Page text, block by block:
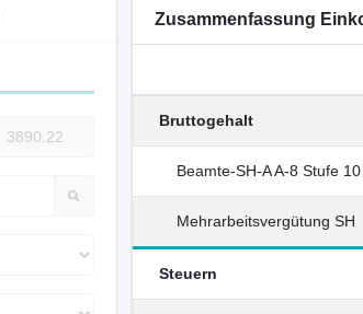
Zusammenfassung
Bruttogehalt
Beamte-SH-A A-8 Stufe
Mehrarbeitsvergütung SH
Steuern